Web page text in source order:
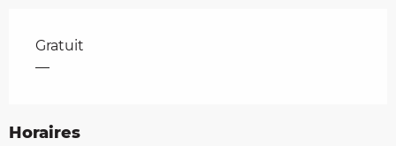
Tarifs 2026
Gratuit
—
Horaires